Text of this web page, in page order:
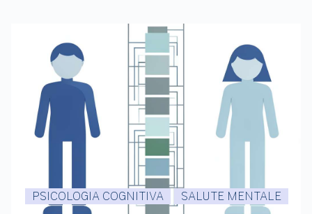
PSICOLOGIA COGNITIVA SALUTE MENTALE